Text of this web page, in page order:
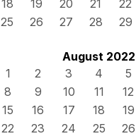
18
19 20 21 22
25
26 27 28 29
August 2022
1
2 3 4 5
8
9 10 11 12
15
16 17 18 19
22
23 24 25 26